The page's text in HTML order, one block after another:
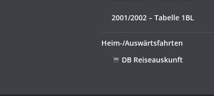
2001/2002 – Tabelle 1BL
Heim-/Auswärtsfahrten
DB Reiseauskunft